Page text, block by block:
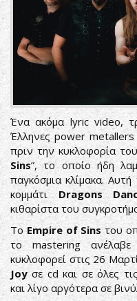
Ένα ακόμα lyric video,
Έλληνες power metallers
πριν την κυκλοφορία
Sins”, το οποίο ήδη
παγκόσμια κλίμακα.
κομμάτιDragons
κιθαρίστα του
ΤοEmpire of Sinsτου
το mastering ανέλαβε
κυκλοφορεί στις 26
Joyσε cd και σε όλες
και λίγο αργότερα σε